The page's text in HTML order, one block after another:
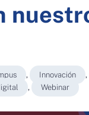
, Innovación ,
, Webinar